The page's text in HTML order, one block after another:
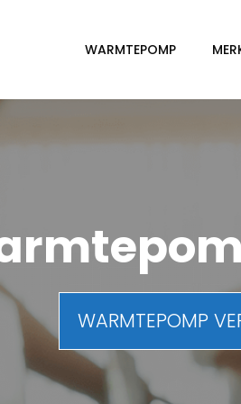
WARMTEPOMP
WARMTEPOMP